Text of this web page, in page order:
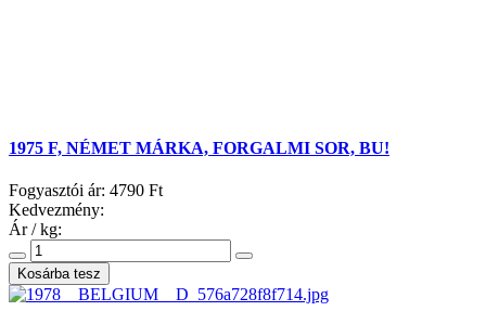
1975 F, NÉMET MÁRKA, FORGALMI SOR, BU!
Fogyasztói ár: 4790 Ft
Kedvezmény:
Ár / kg: